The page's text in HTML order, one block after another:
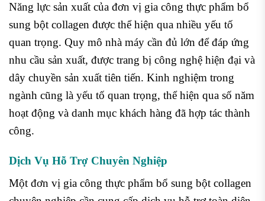
Năng lực sản xuất của đơn vị gia công thực phẩm bổ
sung bột collagen được thể hiện qua nhiều yếu tố
quan trọng. Quy mô nhà máy cần đủ lớn để đáp ứng
nhu cầu sản xuất, được trang bị công nghệ hiện đại và
dây chuyền sản xuất tiên tiến. Kinh nghiệm trong
ngành cũng là yếu tố quan trọng, thể hiện qua số năm
hoạt động và danh mục khách hàng đã hợp tác thành
công.
Dịch Vụ Hỗ Trợ Chuyên Nghiệp
Một đơn vị gia công thực phẩm bổ sung bột collagen